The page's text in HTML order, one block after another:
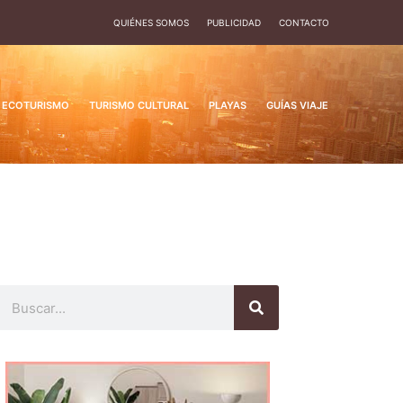
QUIÉNES SOMOS PUBLICIDAD CONTACTO
ECOTURISMO TURISMO CULTURAL PLAYAS GUÍAS VIAJE